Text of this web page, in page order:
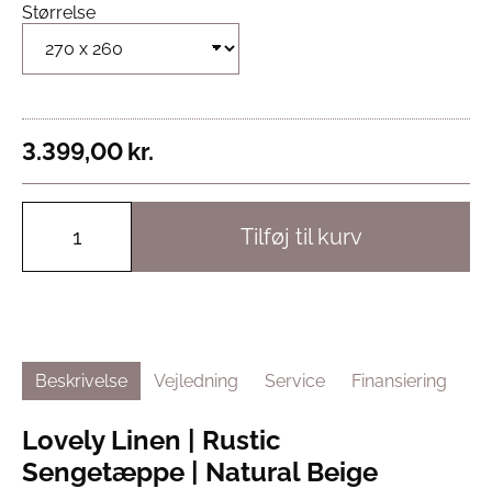
Størrelse
3.399,00kr.
Tilføj til kurv
Beskrivelse Vejledning Service Finansiering
Lovely Linen | Rustic
Sengetæppe | Natural Beige